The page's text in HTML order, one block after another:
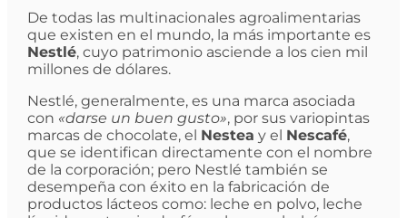
De todas las multinacionales agroalimentarias
que existen en el mundo, la más importante es
Nestlé, cuyo patrimonio asciende a los cien mil
millones de dólares.
Nestlé, generalmente, es una marca asociada
con «darse un buen gusto», por sus variopintas
marcas de chocolate, el Nestea y el Nescafé,
que se identifican directamente con el nombre
de la corporación; pero Nestlé también se
desempeña con éxito en la fabricación de
productos lácteos como: leche en polvo, leche